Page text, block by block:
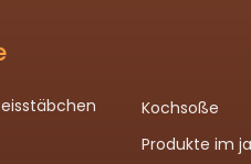
Kochsoße
Produkte im